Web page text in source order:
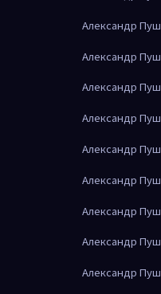
Александр
Александр
Александр
Александр
Александр
Александр
Александр
Александр
Александр